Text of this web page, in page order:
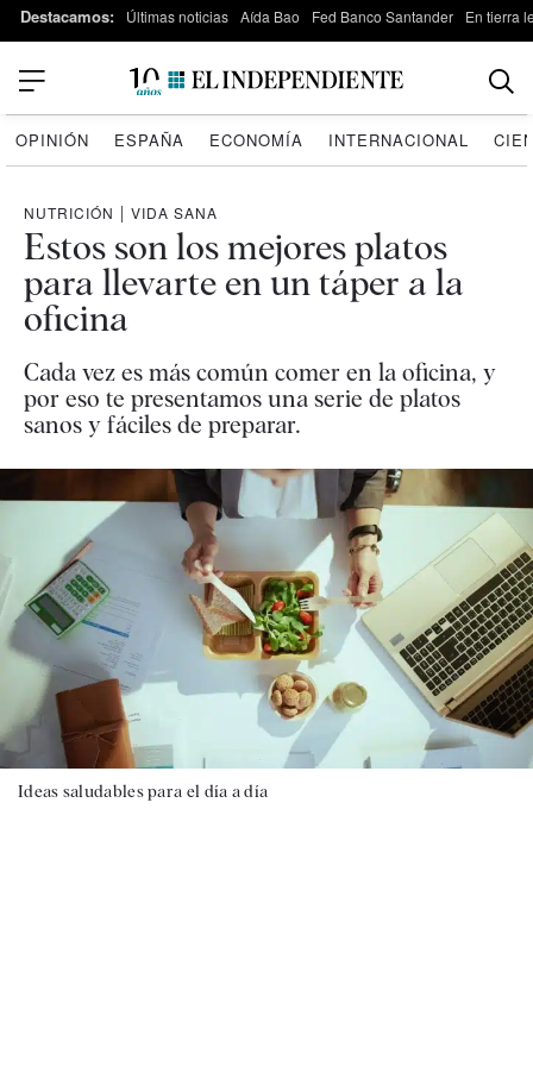
Destacamos: Últimas noticias Aída Bao Fed Banco Santander En tierra
OPINIÓN ESPAÑA ECONOMÍA INTERNACIONAL
NUTRICIÓN | VIDA SANA
Estos son los mejores platos
para llevarte en un táper a la
oficina
Cada vez es más común comer en la oficina, y
por eso te presentamos una serie de platos
sanos y fáciles de preparar.
Ideas saludables para el día a día